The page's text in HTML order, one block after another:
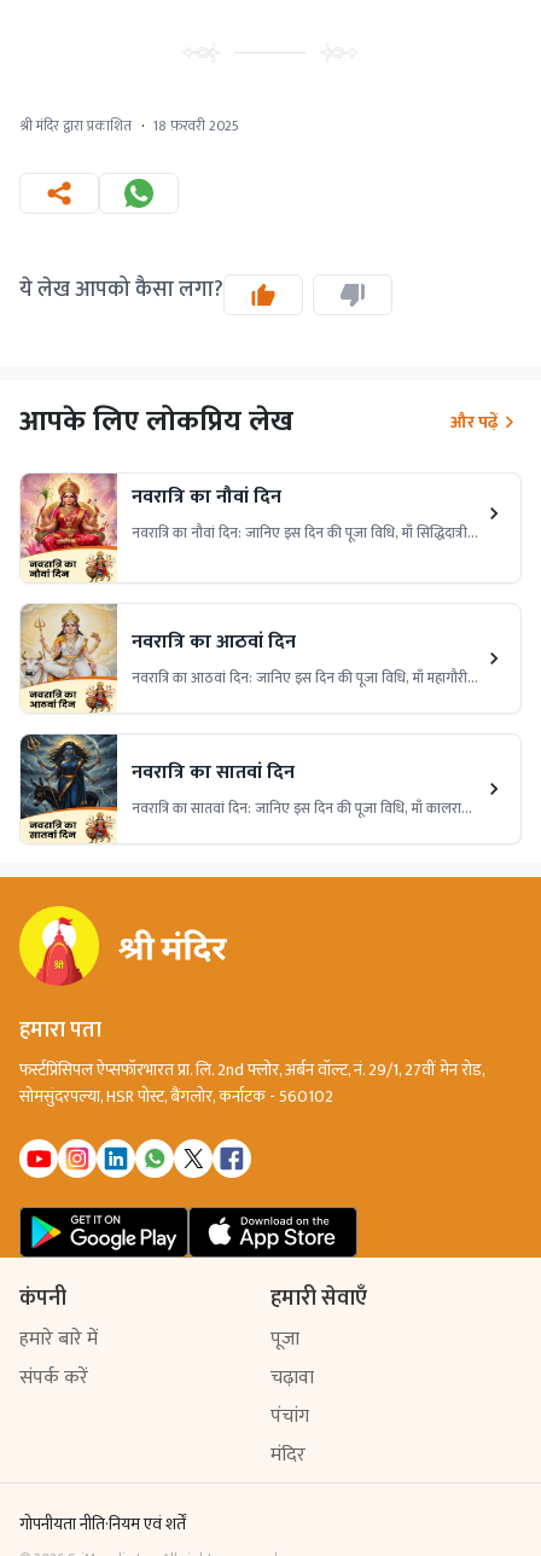
श्री मंदिर द्वारा प्रकाशित · 18 फ़रवरी 2025
ये लेख आपको कैसा लगा?
आपके लिए लोकप्रिय लेख और पढ़ें
नवरात्रि का नौवां दिन
नवरात्रि का नौवां दिन: जानिए इस दिन की पूजा विधि, माँ सिद्धिदात्री
की कृपा प्राप्त करने के लिए आवश्यक उपायों और अनुष्ठान के बारे में
जानकारी प्राप्त करें।
नवरात्रि का आठवां दिन
नवरात्रि का आठवां दिन: जानिए इस दिन की पूजा विधि, माँ महागौरी
की कृपा प्राप्त करने के लिए महत्वपूर्ण उपायों और अनुष्ठान के बारे में
नवरात्रि का सातवां दिन
नवरात्रि का सातवां दिन: जानिए इस दिन की पूजा विधि, माँ कालरात्रि
कृपा प्राप्त करने के लिए आवश्यक उपायों और अनुष्ठान के बारे में जानें।
हमारा पता
फर्स्टप्रिंसिपल ऐप्सफॉरभारत प्रा. लि. 2nd फ्लोर, अर्बन वॉल्ट, नं. 29/1, 27वीं मेन रोड,
सोमसुंदरपल्या, HSR पोस्ट, बैंगलोर, कर्नाटक - 560102
कंपनी
हमारे बारे में
संपर्क करें
हमारी सेवाएँ
पूजा
चढ़ावा
पंचांग
मंदिर
गोपनीयता नीति·नियम एवं शर्तें